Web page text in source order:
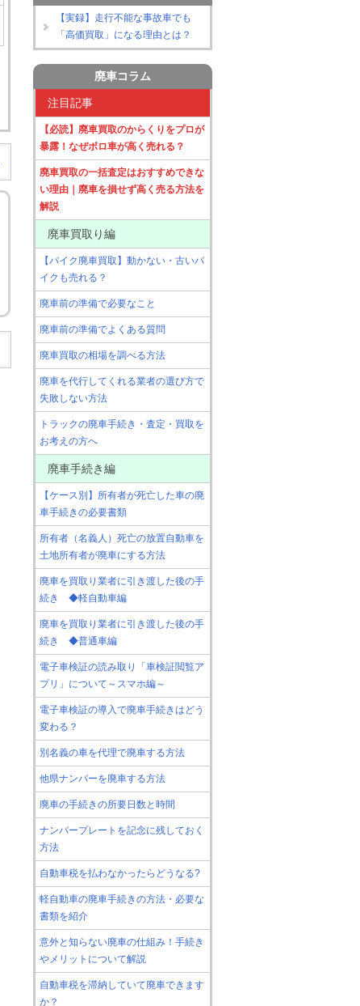
【実録】走行不能な事故車でも
「高価買取」になる理由とは？
廃車コラム
注目記事
【必読】廃車買取のからくりをプロが
暴露！なぜボロ車が高く売れる？
廃車買取の一括査定はおすすめできな
い理由｜廃車を損せず高く売る方法を
解説
廃車買取り編
【バイク廃車買取】動かない・古いバ
イクも売れる？
廃車前の準備で必要なこと
廃車前の準備でよくある質問
廃車買取の相場を調べる方法
廃車を代行してくれる業者の選び方で
失敗しない方法
トラックの廃車手続き・査定・買取を
お考えの方へ
廃車手続き編
【ケース別】所有者が死亡した車の廃
車手続きの必要書類
所有者（名義人）死亡の放置自動車を
土地所有者が廃車にする方法
廃車を買取り業者に引き渡した後の手
続き ◆軽自動車編
廃車を買取り業者に引き渡した後の手
続き ◆普通車編
電子車検証の読み取り「車検証閲覧ア
プリ」について～スマホ編～
電子車検証の導入で廃車手続きはどう
変わる？
別名義の車を代理で廃車する方法
他県ナンバーを廃車する方法
廃車の手続きの所要日数と時間
ナンバープレートを記念に残しておく
方法
自動車税を払わなかったらどうなる?
軽自動車の廃車手続きの方法・必要な
書類を紹介
意外と知らない廃車の仕組み！手続き
やメリットについて解説
自動車税を滞納していて廃車できます
か？